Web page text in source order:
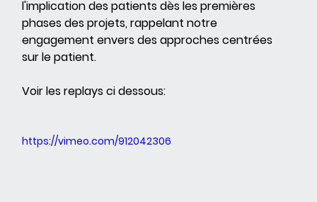
l'implication des patients dès les premières
phases des projets, rappelant notre
engagement envers des approches centrées
sur le patient.
Voir les replays ci dessous:
https://vimeo.com/912042306